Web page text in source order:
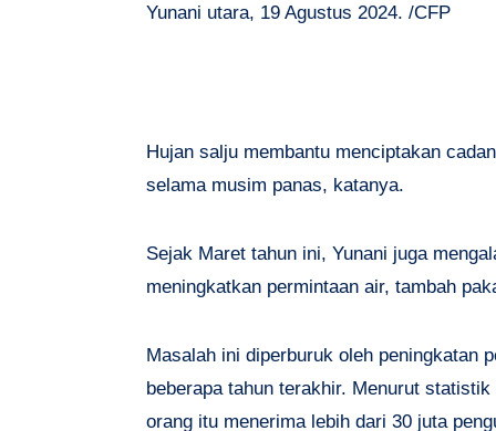
Yunani utara, 19 Agustus 2024. /CFP
Hujan salju membantu menciptakan
selama musim panas, katanya.
Sejak Maret tahun ini, Yunani juga
meningkatkan permintaan air, tambah
Masalah ini diperburuk oleh peningkatan
beberapa tahun terakhir. Menurut
orang itu menerima lebih dari 30 juta